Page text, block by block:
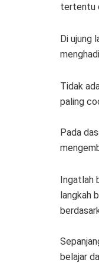
tertentu
Di ujung
Tidak
paling
Pada
Ingatlah
langkah
belajar